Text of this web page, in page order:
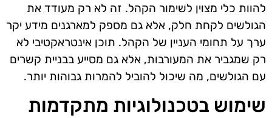
להוות כלי מצוין לשימור הקהל. זה לא רק מעודד את
הגולשים לקחת חלק, אלא גם מספק למארגנים מידע יקר
ערך על תחומי העניין של הקהל. תוכן אינטראקטיבי לא
רק שמגביר את המעורבות, אלא גם מסייע בבניית קשרים
עם הגולשים, מה שיכול להוביל להמרות גבוהות יותר.
שימוש בטכנולוגיות מתקדמות